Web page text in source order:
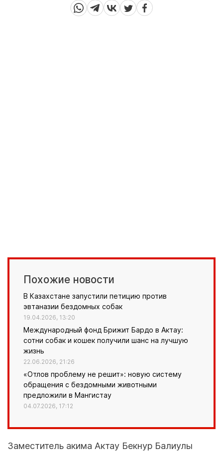
Похожие новости
В Казахстане запустили петицию против
эвтаназии бездомных собак
19.04.2026, 13:20
Международный фонд Брижит Бардо в Актау:
сотни собак и кошек получили шанс на лучшую
жизнь
22.06.2026, 21:26
«Отлов проблему не решит»: новую систему
обращения с бездомными животными
предложили в Мангистау
04.07.2026, 17:12
Заместитель акима Актау Бекнур Балиулы